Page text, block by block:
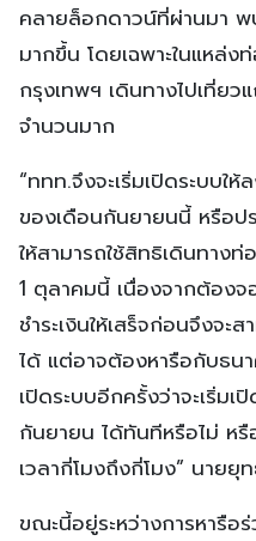
คลายล็อกดาวน์ที่ผ่านมา พ
มากขึ้น โดยเฉพาะในแหล่ง
กรุงเทพฯ เดินทางไปเที่ย
จำนวนมาก
“ททท.จึงจะเริ่มเปิดระบบใ
ของเดือนกันยายนนี้ หรือ
ให้สามารถใช้สิทธิเดินทาง
1 ตุลาคมนี้ เนื่องจากต้อง
ชำระเงินให้เสร็จก่อนจึงจะ
ได้ แต่อาจต้องหารือกับธน
เปิดระบบอีกครั้งว่าจะเริ่มเ
กันยายน ได้ทันทีหรือไม่ ห
เวลากี่โมงถึงกี่โมง” นายยุ
ขณะนี้อยู่ระหว่างการหารื